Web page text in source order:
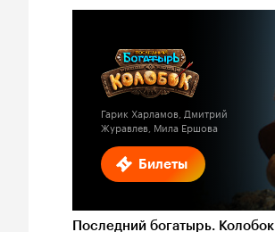
Билеты
Гарик Харламов, Дмитрий
Журавлев, Мила Ершова
Последний богатырь. Колобок